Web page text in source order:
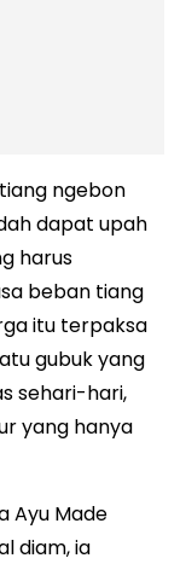
ngebon
dapat upah
harus
beban tiang
itu terpaksa
gubuk yang
sehari-hari,
yang hanya
Ayu Made
diam, ia